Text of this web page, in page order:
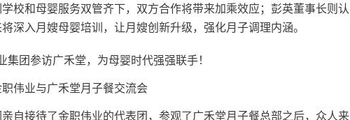
校和母婴服务双管齐下，双方合作将带来加乘效应；彭英董事长则认
深入月嫂母婴培训，让月嫂创新升级，强化月子调理内涵。
职伟业与广禾堂月子餐交流会
自接待了金职伟业的代表团，参观了广禾堂月子餐总部之后，众人来